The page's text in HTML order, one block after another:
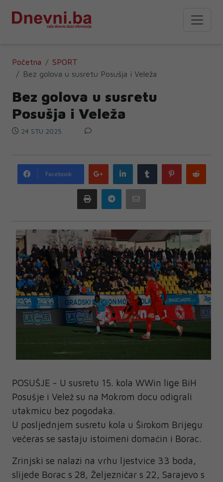
Početna
SPORT
Bez golova u susretu Posušja i Veleža
Bez golova u susretu
Posušja i Veleža
24 STU 2025
Facebook
Google
plus
LinkedIn Tumblr Pinterest
Print Telegram
POSUŠJE - U susretu 15. kola WWin lige BiH
Posušje i Velež su na Mokrom docu odigrali
utakmicu bez pogodaka.
U posljednjem susretu kola u Širokom Brijegu
večeras se sastaju istoimeni domaćin i Borac.
Zrinjski se nalazi na vrhu ljestvice 33 boda,
slijede Borac s 28, Željezničar s 22, Sarajevo s